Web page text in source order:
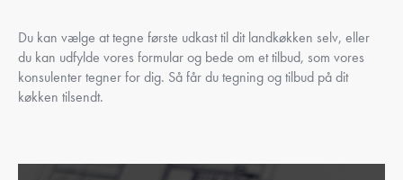
Du kan vælge at tegne første udkast til dit landkøkken selv, eller
du kan udfylde vores formular og bede om et tilbud, som vores
konsulenter tegner for dig. Så får du tegning og tilbud på dit
køkken tilsendt.